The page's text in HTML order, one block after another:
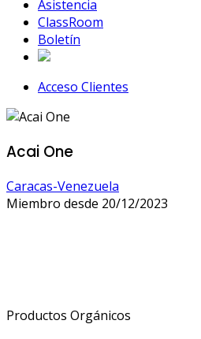
Asistencia
ClassRoom
Boletín
Acceso Clientes
Acai One
Caracas-Venezuela
Miembro desde 20/12/2023
Productos Orgánicos